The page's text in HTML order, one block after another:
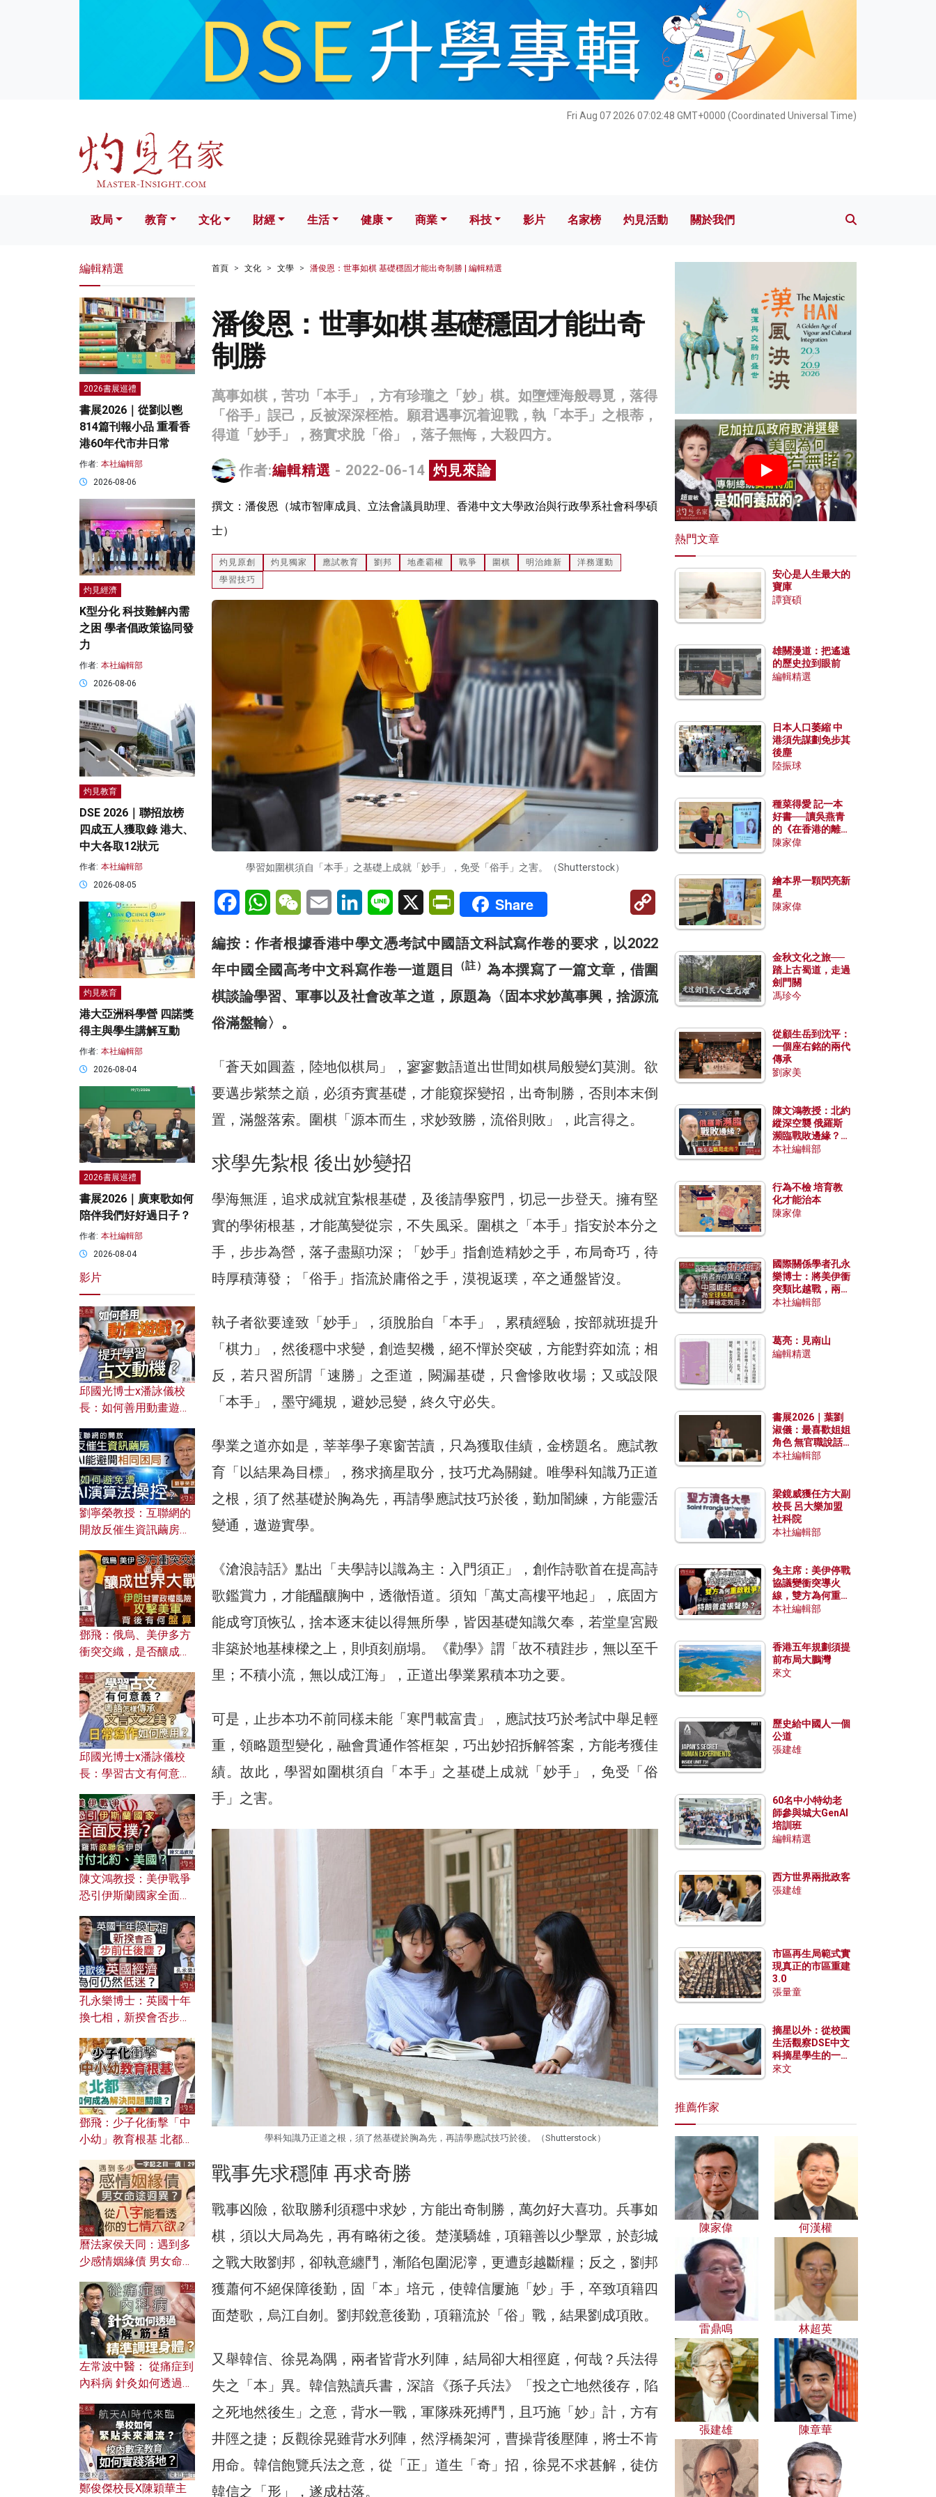
Fri Aug 07 2026 07:02:49 GMT+0000 (Coordinated Universal Time)
文化 財經 生活 健康 科技 影片 名家榜 灼見活動 關於我們
政局 教育 文化 財經 生活 健康 商業 科技 影片 名家榜 灼見活動 關於我們
首頁 文化 文學 潘俊恩：世事如棋 基礎穩固才能出奇制勝 | 編輯精選
潘俊恩：世事如棋 基礎穩固才能出奇
制勝
萬事如棋，苦功「本手」，方有珍瓏之「妙」棋。如墮煙海般尋覓，落得
「俗手」誤己，反被深深桎梏。願君遇事沉着迎戰，執「本手」之根蒂，
得道「妙手」，務實求脫「俗」，落子無悔，大殺四方。
作者:編輯精選 - 2022-06-14 灼見來論
撰文：潘俊恩（城市智庫成員、立法會議員助理、香港中文大學政治與行政學系社會科學碩
士）
灼見原創 灼見獨家 應試教育 劉邦 地產霸權 戰爭 圍棋 明治維新
洋務運動
學習技巧
學習如圍棋須自「本手」之基礎上成就「妙手」，免受「俗手」之害。（Shutterstock）
FacebookWhatsAppWeChatEmail LinkedInLine X PrintFriendly
Share
Copy
編按：作者根據香港中學文憑考試中國語文科試寫作卷的要求，以2022
年中國全國高考中文科寫作卷一道題目
（註） 為本撰寫了一篇文章，借圍
棋談論學習、軍事以及社會改革之道，原題為〈固本求妙萬事興，捨源流
俗滿盤輸〉。
「蒼天如圓蓋，陸地似棋局」，寥寥數語道出世間如棋局般變幻莫測。欲
要邁步紫禁之巔，必須夯實基礎，才能窺探變招，出奇制勝，否則本末倒
置，滿盤落索。圍棋「源本而生，求妙致勝，流俗則敗」，此言得之。
求學先紮根 後出妙變招
學海無涯，追求成就宜紮根基礎，及後請學竅門，切忌一步登天。擁有堅
實的學術根基，才能萬變從宗，不失風采。圍棋之「本手」指安於本分之
手，步步為營，落子盡顯功深；「妙手」指創造精妙之手，布局奇巧，待
時厚積薄發；「俗手」指流於庸俗之手，漠視返璞，卒之通盤皆沒。
執子者欲要達致「妙手」，須脫胎自「本手」，累積經驗，按部就班提升
「棋力」，然後穩中求變，創造契機，絕不憚於突破，方能對弈如流；相
反，若只習所謂「速勝」之歪道，闕漏基礎，只會慘敗收場；又或設限
「本手」，墨守繩規，避妙忌變，終久守必失。
學業之道亦如是，莘莘學子寒窗苦讀，只為獲取佳績，金榜題名。應試教
育「以結果為目標」，務求摘星取分，技巧尤為關鍵。唯學科知識乃正道
之根，須了然基礎於胸為先，再請學應試技巧於後，勤加闇練，方能靈活
變通，遨遊實學。
《滄浪詩話》點出「夫學詩以識為主：入門須正」，創作詩歌首在提高詩
歌鑑賞力，才能醞釀胸中，透徹悟道。須知「萬丈高樓平地起」，底固方
能成穹頂恢弘，捨本逐末徒以得無所學，皆因基礎知識欠奉，若堂皇宮殿
非築於地基棟樑之上，則頃刻崩塌。
《勸學》謂「故不積跬步，無以至千
里；不積小流，無以成江海」，正道出學業累積本功之要。
可是，止步本功不前同樣未能「寒門載富貴」，應試技巧於考試中舉足輕
重，領略題型變化，融會貫通作答框架，巧出妙招拆解答案，方能考獲佳
績。故此，學習如圍棋須自「本手」之基礎上成就「妙手」，免受「俗
手」之害。
學科知識乃正道之根，須了然基礎於胸為先，再請學應試技巧於後。（Shutterstock）
戰事先求穩陣 再求奇勝
戰事凶險，欲取勝利須穩中求妙，方能出奇制勝，萬勿好大喜功。兵事如
棋，須以大局為先，再有略術之後。楚漢驕雄，項籍善以少擊眾，於彭城
之戰大敗劉邦，卻執意纏鬥，漸陷包圍泥濘，更遭彭越斷糧；反之，劉邦
獲蕭何不絕保障後勤，固「本」培元，使韓信屢施「妙」手，卒致項籍四
面楚歌，烏江自刎。劉邦銳意後勤，項籍流於「俗」戰，結果劉成項敗。
又舉韓信、徐晃為隅，兩者皆背水列陣，結局卻大相徑庭，何哉？兵法得
失之「本」異。韓信熟讀兵書，深諳《孫子兵法》「投之亡地然後存，陷
之死地然後生」之意，背水一戰，軍隊殊死搏鬥，且巧施「妙」計，方有
井陘之捷；反觀徐晃雖背水列陣，然浮橋架河，曹操背後壓陣，將士不肯
用命。韓信飽覽兵法之意，從「正」道生「奇」招，徐晃不求甚解，徒仿
韓信之「形」，遂成枯落。
編輯精選
2026書展巡禮
書展2026｜從劉以鬯
814篇刊報小品 重看香
港60年代市井日常
作者: 本社編輯部
2026-08-06
灼見經濟
K型分化 科技難解內需
之困 學者倡政策協同發
力
作者: 本社編輯部
2026-08-06
灼見教育
DSE 2026｜聯招放榜
四成五人獲取錄 港大、
中大各取12狀元
作者: 本社編輯部
2026-08-05
灼見教育
港大亞洲科學營 四諾獎
得主與學生講解互動
作者: 本社編輯部
2026-08-04
2026書展巡禮
書展2026｜廣東歌如何
陪伴我們好好過日子？
作者: 本社編輯部
2026-08-04
影片
邱國光博士x潘詠儀校
長：如何善用動畫遊戲
劉寧榮教授：互聯網的
開放反催生資訊繭房，
何避免遭AI演算法操
控？
鄧飛：俄烏、美伊多方
衝突交織，是否釀成世
風險攻擊美軍，背後有
何盤算？
邱國光博士x潘詠儀校
長：學習古文有何意
文之美？ 日常寫作如何
應用？
陳文鴻教授：美伊戰爭
恐引伊斯蘭國家全面反
對付北約美國？
孔永樂博士：英國十年
換七相，新揆會否步前
濟為何仍然低迷？
鄧飛：少子化衝擊「中
小幼」教育根基 北都如
曆法家侯天同：遇到多
少感情姻緣債 男女命途
的七情六欲？
左常波中醫： 從痛症到
內科病 針灸如何透過解
鄭俊傑校長X陳穎華主
熱門文章
安心是人生最大的
寶庫
譚寶碩
雄關漫道：把遙遠
的歷史拉到眼前
編輯精選
日本人口萎縮 中
港須先謀劃免步其
後塵
陸振球
種菜得愛 記一本
好書──讀吳燕青
的《在香港的離島
種菜》
陳家偉
繪本界一顆閃亮新
星
陳家偉
金秋文化之旅──
踏上古蜀道，走過
劍門關
馮珍今
從顧生岳到沈平：
一個座右銘的兩代
傳承
劉家美
陳文鴻教授：北約
縱深空襲 俄羅斯
瀕臨戰敗邊緣？中
國零部件能左右戰
本社編輯部
行為不檢 培育教
化才能治本
陳家偉
國際關係學者孔永
樂博士：將美伊衝
突類比越戰，兩者
有何異同？中國崛
本社編輯部
葛亮：見南山
編輯精選
書展2026｜葉劉
淑儀：最喜歡姐姐
角色 無官職說話
包袱少
本社編輯部
梁鏡威獲任方大副
校長 呂大樂加盟
社科院
本社編輯部
兔主席：美伊停戰
協議變衝突導火
線，雙方為何重啟
戰爭？伊朗一早洞
本社編輯部
香港五年規劃須提
前布局大鵬灣
來文
歷史給中國人一個
公道
張建雄
60名中小特幼老
師參與城大GenAI
培訓班
編輯精選
西方世界兩批政客
張建雄
市區再生局範式實
現真正的市區重建
3.0
張量童
摘星以外：從校園
生活觀察DSE中文
科摘星學生的一點
特質
來文
推薦作家
陳家偉 何漢權
雷鼎鳴 林超英
張建雄 陳章華